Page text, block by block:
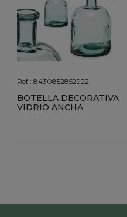
Ref.: 8430852852922
BOTELLA DECORATIVA
VIDRIO ANCHA